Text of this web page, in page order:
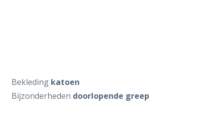
Bekleding katoen
Bijzonderheden doorlopende greep